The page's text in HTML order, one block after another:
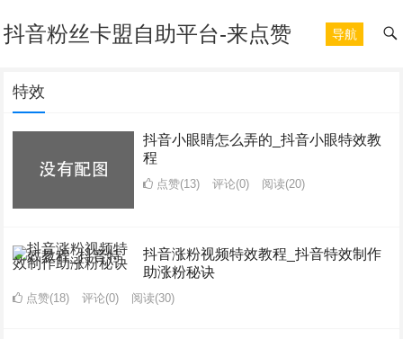
抖音粉丝卡盟自助平台-来点赞 导航
特效
抖音小眼睛怎么弄的_抖音小眼特效教
程
点赞(13) 评论(0) 阅读(20)
抖音涨粉视频特效教程_抖音特效制作
助涨粉秘诀
点赞(18) 评论(0) 阅读(30)